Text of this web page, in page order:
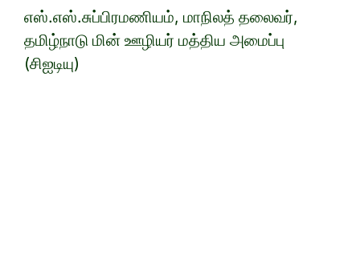
எஸ்.எஸ்.சுப்பிரமணியம், மாநிலத் தலைவர்,
தமிழ்நாடு மின் ஊழியர் மத்திய அமைப்பு
(சிஐடியு)